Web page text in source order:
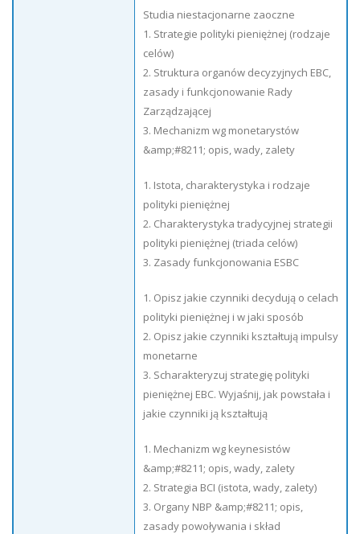
Studia niestacjonarne zaoczne
1. Strategie polityki pieniężnej (rodzaje
celów)
2. Struktura organów decyzyjnych EBC,
zasady i funkcjonowanie Rady
Zarządzającej
3. Mechanizm wg monetarystów
&amp;#8211; opis, wady, zalety
1. Istota, charakterystyka i rodzaje
polityki pieniężnej
2. Charakterystyka tradycyjnej strategii
polityki pieniężnej (triada celów)
3. Zasady funkcjonowania ESBC
1. Opisz jakie czynniki decydują o celach
polityki pieniężnej i w jaki sposób
2. Opisz jakie czynniki kształtują impulsy
monetarne
3. Scharakteryzuj strategię polityki
pieniężnej EBC. Wyjaśnij, jak powstała i
jakie czynniki ją kształtują
1. Mechanizm wg keynesistów
&amp;#8211; opis, wady, zalety
2. Strategia BCI (istota, wady, zalety)
3. Organy NBP &amp;#8211; opis,
zasady powoływania i skład